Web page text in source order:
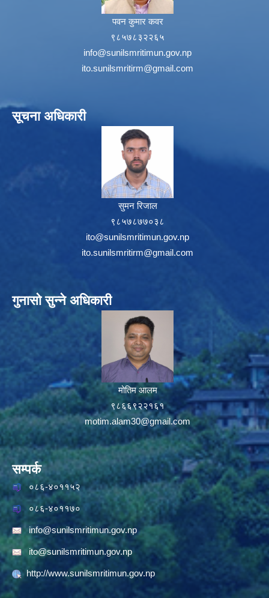
पवन कुमार कवर
९८५७८३२२६५
info@sunilsmritimun.gov.np
ito.sunilsmritirm@gmail.com
सूचना अधिकारी
सुमन रिजाल
९८५७८७७०३८
ito@sunilsmritimun.gov.np
ito.sunilsmritirm@gmail.com
गुनासो सुन्ने अधिकारी
मोतिम आलम
९८६६९२२१६१
motim.alam30@gmail.com
सम्पर्क
०८६-४०११५२
०८६-४०११७०
info@sunilsmritimun.gov.np
ito@sunilsmritimun.gov.np
http://www.sunilsmritimun.gov.np